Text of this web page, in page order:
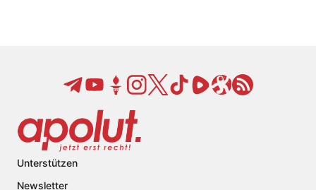
Unterstützen
Newsletter